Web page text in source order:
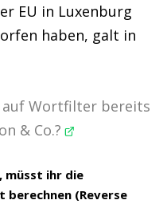
EU in Luxenburg
haben, galt in
auf Wortfilter bereits
& Co.?
müsst ihr die
(Reverse